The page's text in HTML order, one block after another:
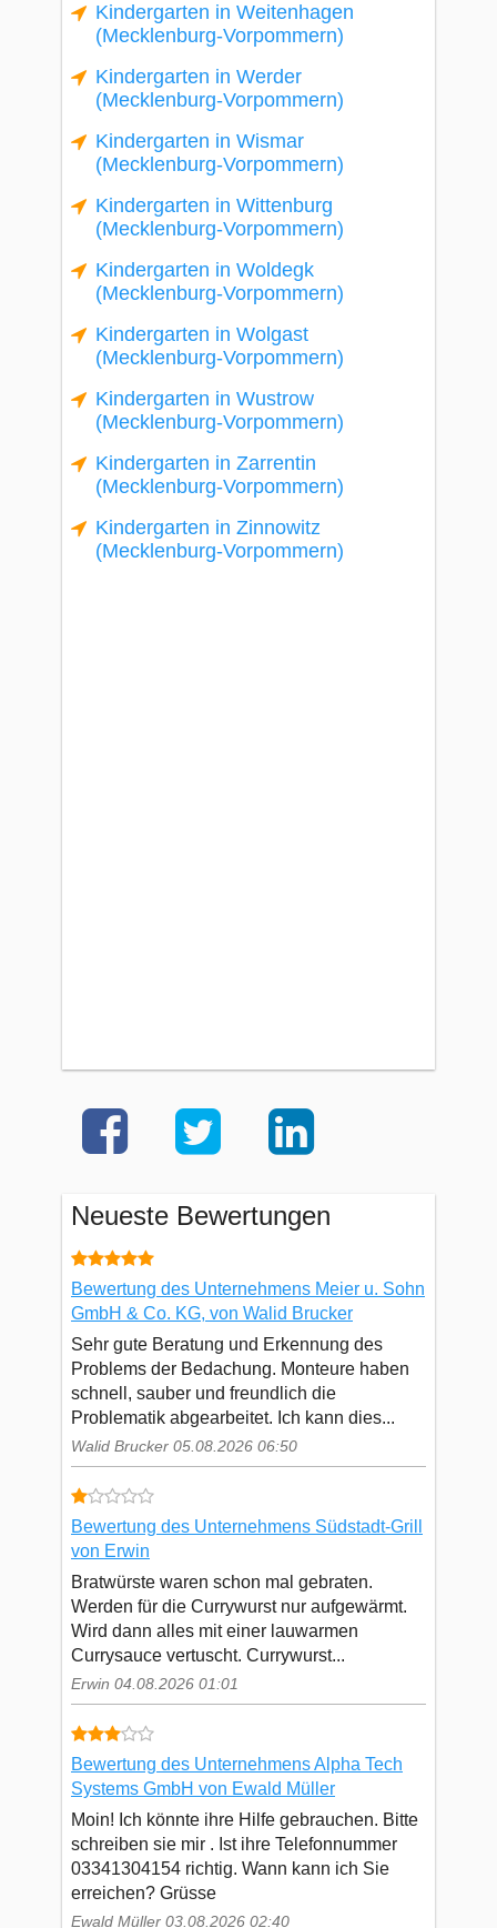
Kindergarten in Weitenhagen
(Mecklenburg-Vorpommern)
Kindergarten in Werder
(Mecklenburg-Vorpommern)
Kindergarten in Wismar
(Mecklenburg-Vorpommern)
Kindergarten in Wittenburg
(Mecklenburg-Vorpommern)
Kindergarten in Woldegk
(Mecklenburg-Vorpommern)
Kindergarten in Wolgast
(Mecklenburg-Vorpommern)
Kindergarten in Wustrow
(Mecklenburg-Vorpommern)
Kindergarten in Zarrentin
(Mecklenburg-Vorpommern)
Kindergarten in Zinnowitz
(Mecklenburg-Vorpommern)
Neueste Bewertungen
Bewertung des Unternehmens Meier u. Sohn
GmbH & Co. KG, von Walid Brucker
Sehr gute Beratung und Erkennung des
Problems der Bedachung. Monteure haben
schnell, sauber und freundlich die
Problematik abgearbeitet. Ich kann dies...
Walid Brucker 05.08.2026 06:50
Bewertung des Unternehmens Südstadt-Grill
von Erwin
Bratwürste waren schon mal gebraten.
Werden für die Currywurst nur aufgewärmt.
Wird dann alles mit einer lauwarmen
Currysauce vertuscht. Currywurst...
Erwin 04.08.2026 01:01
Bewertung des Unternehmens Alpha Tech
Systems GmbH von Ewald Müller
Moin! Ich könnte ihre Hilfe gebrauchen. Bitte
schreiben sie mir . Ist ihre Telefonnummer
03341304154 richtig. Wann kann ich Sie
erreichen? Grüsse
Ewald Müller 03.08.2026 02:40